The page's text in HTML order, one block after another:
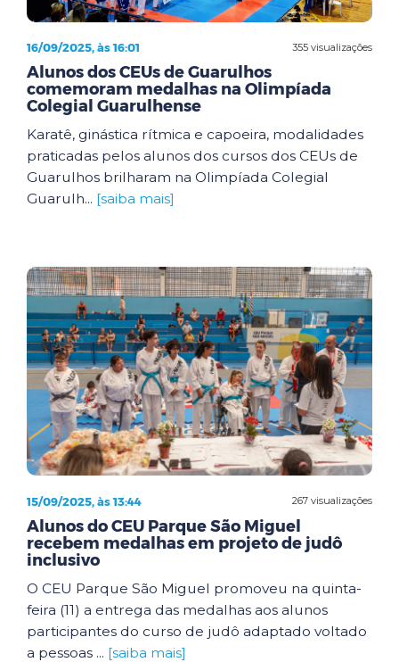
355 visualizações
16/09/2025, às 16:01
Alunos dos CEUs de Guarulhos
comemoram medalhas na Olimpíada
Colegial Guarulhense
Karatê, ginástica rítmica e capoeira, modalidades
praticadas pelos alunos dos cursos dos CEUs de
Guarulhos brilharam na Olimpíada Colegial
Guarulh... [saiba mais]
267 visualizações
15/09/2025, às 13:44
Alunos do CEU Parque São Miguel
recebem medalhas em projeto de judô
inclusivo
O CEU Parque São Miguel promoveu na quinta-
feira (11) a entrega das medalhas aos alunos
participantes do curso de judô adaptado voltado
a pessoas ... [saiba mais]